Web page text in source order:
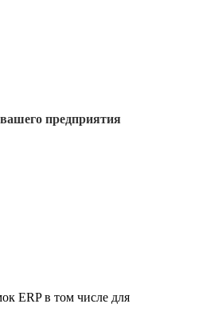
предприятия
ERP в том числе для